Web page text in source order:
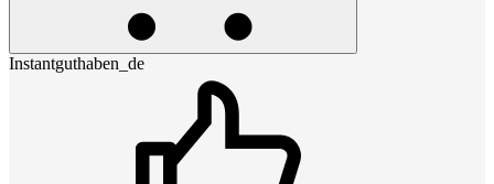
Instantguthaben_de